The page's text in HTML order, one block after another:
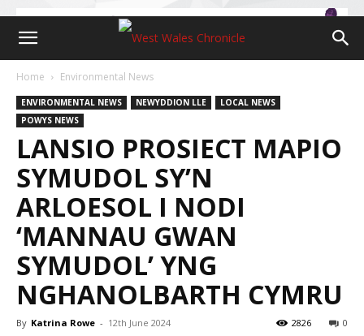
Home Environmental News
ENVIRONMENTAL NEWS NEWYDDION LLE
LOCAL NEWS
POWYS NEWS
LANSIO PROSIECT MAPIO
SYMUDOL SY’N
ARLOESOL I NODI
‘MANNAU GWAN
SYMUDOL’ YNG
NGHANOLBARTH CYMRU
By Katrina Rowe - 12th June 2024 0
2826